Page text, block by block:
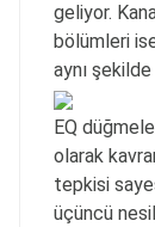
geliyor.
bölümleri
aynı
EQ
olarak
tepkisi
üçüncü